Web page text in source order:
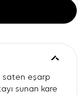
saten eşarp
sunan kare